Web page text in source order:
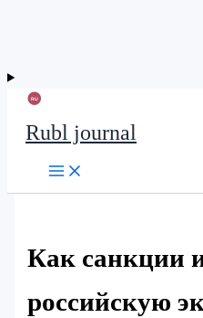
Rubl journal
Как санкции
российскую